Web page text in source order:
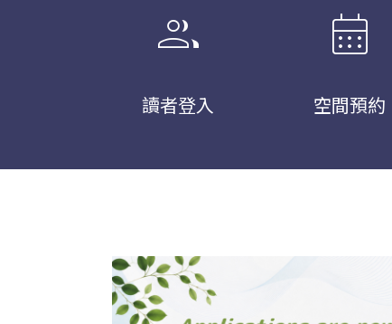
group
讀者登入
calendar_month
空間預約